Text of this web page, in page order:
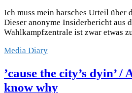
Ich muss mein harsches Urteil über
Dieser anonyme Insiderbericht aus
Wahlkampfzentrale ist zwar etwas
Media Diary
’cause the city’s dyin’ /
know why